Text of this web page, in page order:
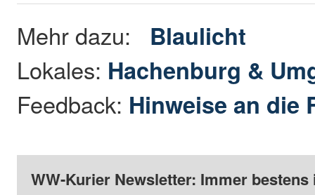
Mehr dazu: Blaulicht
Lokales: Hachenburg &
Feedback: Hinweise an die
WW-Kurier Newsletter: Immer